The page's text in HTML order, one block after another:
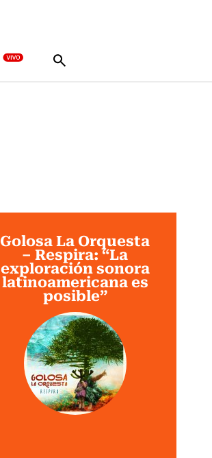
Golosa La Orquesta
– Respira: “La
exploración sonora
latinoamericana es
posible”